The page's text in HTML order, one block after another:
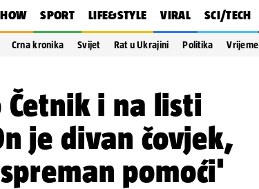
SPORT LIFE&STYLE VIRAL SCI/TECH
Crna kronika Svijet Rat u Ukrajini Politika Vrijeme
Četnik i na listi
je divan čovjek,
pomoći'